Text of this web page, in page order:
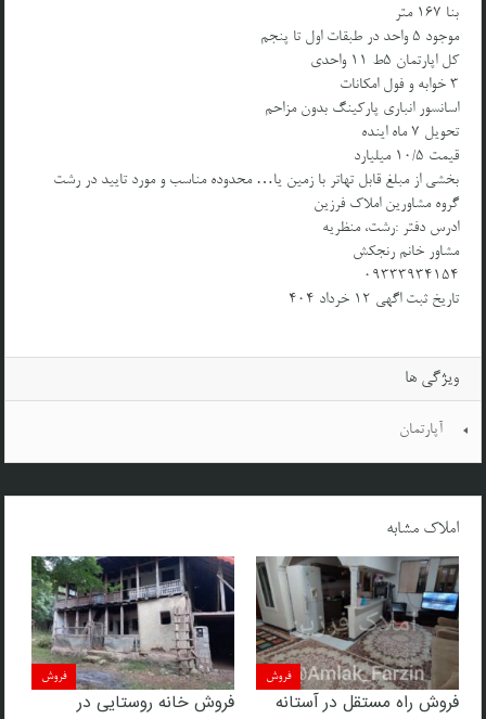
بنا ۱۶۷ متر
موجود ۵ واحد در طبقات اول تا پنجم
کل اپارتمان ۵ط ۱۱ واحدی
۳ خوابه و فول امکانات
اسانسور انباری پارکینگ بدون مزاحم
تحویل ۷ ماه اینده
قیمت ۱۰/۵ میلیارد
بخشی از مبلغ قابل تهاتر با زمین یا… محدوده مناسب و مورد تایید در رشت
گروه مشاورین املاک فرزین
ادرس دفتر :رشت، منظریه
مشاور خانم رنجکش
۰۹۳۳۳۹۳۴۱۵۴
تاریخ ثبت اگهی ۱۲ خرداد ۴۰۴
ویژگی ها
آپارتمان
املاک مشابه
فروش
فروش راه مستقل در آستانه
فروش
فروش خانه روستایی در